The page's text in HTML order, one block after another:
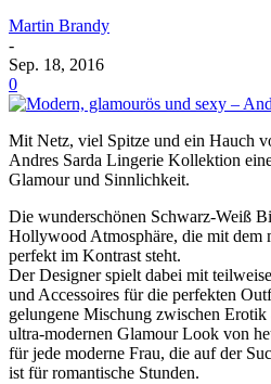
Martin Brandy
-
Sep. 18, 2016
0
Mit Netz, viel Spitze und ein Hauch
Andres Sarda Lingerie Kollektion
Glamour und Sinnlichkeit.
Die wunderschönen Schwarz-Weiß
Hollywood Atmosphäre, die mit dem
perfekt im Kontrast steht.
Der Designer spielt dabei mit
und Accessoires für die perfekten
gelungene Mischung zwischen Erotik
ultra-modernen Glamour Look von
für jede moderne Frau, die auf der
ist für romantische Stunden.